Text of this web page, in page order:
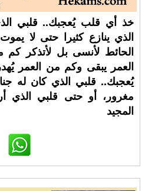
خذ أي قلب يُعجبك.. قلبي
الذي ينازع كثيرا حتى لا
الحائط لأنسى بل لأتذكر
العمر يبقى وكم من العمر
يُعجبك.. قلبي الذي كان له
مغرور، أو حتى قلبي الذي
المجيد